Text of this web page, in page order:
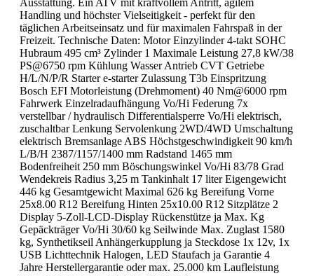
Ausstattung. Ein ATV mit kraftvollem Antritt, agilem
Handling und höchster Vielseitigkeit - perfekt für den
täglichen Arbeitseinsatz und für maximalen Fahrspaß in der
Freizeit. Technische Daten: Motor Einzylinder 4-takt SOHC
Hubraum 495 cm³ Zylinder 1 Maximale Leistung 27,8 kW/38
PS@6750 rpm Kühlung Wasser Antrieb CVT Getriebe
H/L/N/P/R Starter e-starter Zulassung T3b Einspritzung
Bosch EFI Motorleistung (Drehmoment) 40 Nm@6000 rpm
Fahrwerk Einzelradaufhängung Vo/Hi Federung 7x
verstellbar / hydraulisch Differentialsperre Vo/Hi elektrisch,
zuschaltbar Lenkung Servolenkung 2WD/4WD Umschaltung
elektrisch Bremsanlage ABS Höchstgeschwindigkeit 90 km/h
L/B/H 2387/1157/1400 mm Radstand 1465 mm
Bodenfreiheit 250 mm Böschungswinkel Vo/Hi 83/78 Grad
Wendekreis Radius 3,25 m Tankinhalt 17 liter Eigengewicht
446 kg Gesamtgewicht Maximal 626 kg Bereifung Vorne
25x8.00 R12 Bereifung Hinten 25x10.00 R12 Sitzplätze 2
Display 5-Zoll-LCD-Display Rückenstütze ja Max. Kg
Gepäckträger Vo/Hi 30/60 kg Seilwinde Max. Zuglast 1580
kg, Synthetikseil Anhängerkupplung ja Steckdose 1x 12v, 1x
USB Lichttechnik Halogen, LED Staufach ja Garantie 4
Jahre Herstellergarantie oder max. 25.000 km Laufleistung